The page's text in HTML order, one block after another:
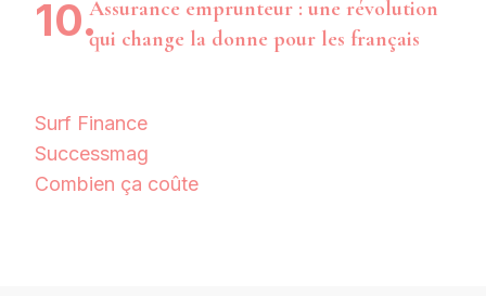
Assurance emprunteur : une révolution
qui change la donne pour les français
Surf Finance
Successmag
Combien ça coûte